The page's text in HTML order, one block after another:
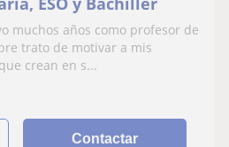
muchos años como profesor de
trato de motivar a mis
crean en s...
Contactar